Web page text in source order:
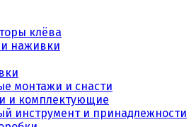
клёва
наживки
монтажи и снасти
и комплектующие
инструмент и принадлежности